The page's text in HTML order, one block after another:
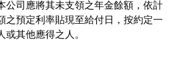
公司應將其未支領之年金餘額，依計
之預定利率貼現至給付日，按約定一
或其他應得之人。